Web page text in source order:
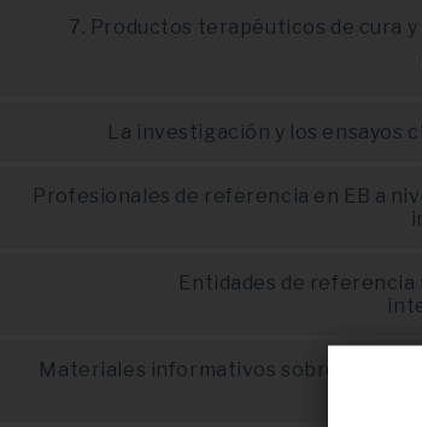
7. Productos terapéuticos de cura y
La investigación y los ensayos
Profesionales de referencia en EB a
Entidades de referencia
Materiales informativos sobre la EB